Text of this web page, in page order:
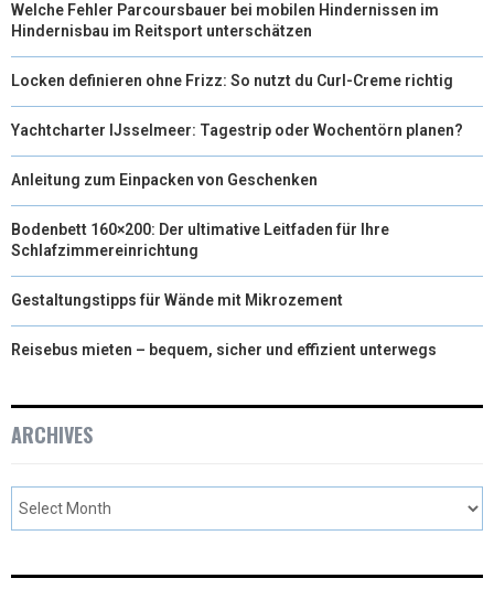
Welche Fehler Parcoursbauer bei mobilen Hindernissen im
Hindernisbau im Reitsport unterschätzen
Locken definieren ohne Frizz: So nutzt du Curl-Creme richtig
Yachtcharter IJsselmeer: Tagestrip oder Wochentörn planen?
Anleitung zum Einpacken von Geschenken
Bodenbett 160×200: Der ultimative Leitfaden für Ihre
Schlafzimmereinrichtung
Gestaltungstipps für Wände mit Mikrozement
Reisebus mieten – bequem, sicher und effizient unterwegs
ARCHIVES